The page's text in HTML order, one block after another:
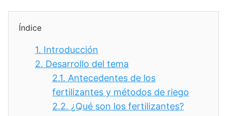
Índice
1. Introducción
2. Desarrollo del tema
2.1. Antecedentes de los
fertilizantes y métodos de riego
2.2. ¿Qué son los fertilizantes?